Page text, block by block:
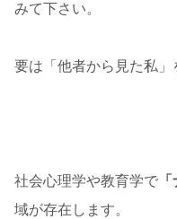
みて下さい。
要は「他者から見た私」
社会心理学や教育学で
域が存在します。